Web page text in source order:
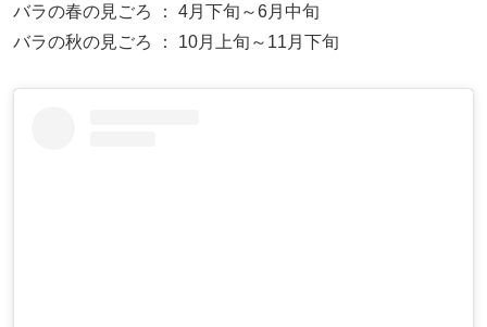
バラの春の見ごろ ： 4月下旬～6月中旬
バラの秋の見ごろ ： 10月上旬～11月下旬